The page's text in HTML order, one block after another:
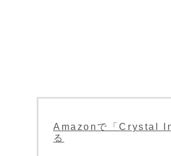
Amazonで「Crystal
る